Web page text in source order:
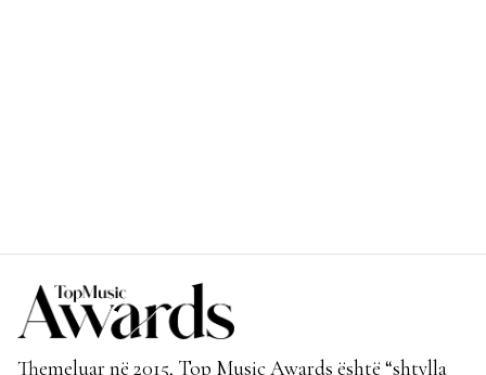
Themeluar në 2015, Top Music Awards është “shtylla